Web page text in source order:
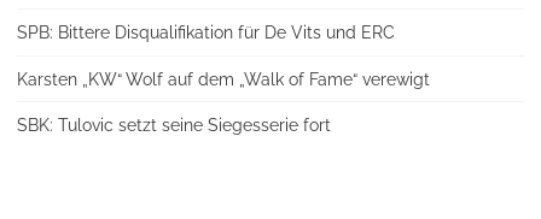
SPB: Bittere Disqualifikation für De Vits und ERC
Karsten „KW“ Wolf auf dem „Walk of Fame“ verewigt
SBK: Tulovic setzt seine Siegesserie fort